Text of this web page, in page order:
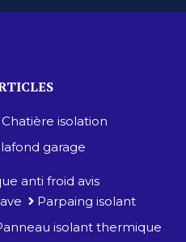
Chatière isolation
garage
anti froid avis
Parpaing isolant
isolant thermique